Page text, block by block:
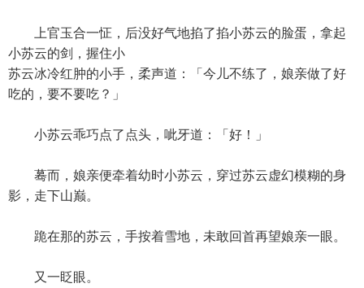
上官玉合一怔，后没好气地掐了掐小苏云的脸蛋，拿起
小苏云的剑，握住小
苏云冰冷红肿的小手，柔声道：「今儿不练了，娘亲做了好
吃的，要不要吃？」
小苏云乖巧点了点头，呲牙道：「好！」
蓦而，娘亲便牵着幼时小苏云，穿过苏云虚幻模糊的身
影，走下山巅。
跪在那的苏云，手按着雪地，未敢回首再望娘亲一眼。
又一眨眼。